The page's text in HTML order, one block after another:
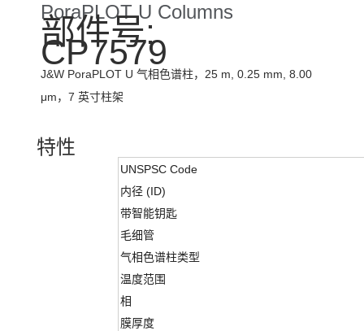
PoraPLOT U Columns
部件号:
CP7579
J&W PoraPLOT U 气相色谱柱，25 m, 0.25 mm, 8.00
μm，7 英寸柱架
特性
UNSPSC Code
内径 (ID)
带智能钥匙
毛细管
气相色谱柱类型
温度范围
相
膜厚度